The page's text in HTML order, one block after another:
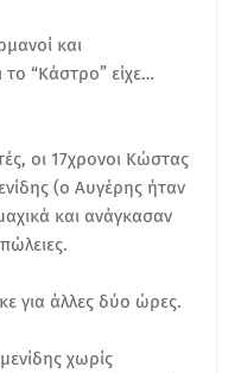
και
το “Κάστρο” είχε…
οι 17χρονοι Κώστας
(ο Αυγέρης ήταν
και ανάγκασαν
για άλλες δύο ώρες.
χωρίς